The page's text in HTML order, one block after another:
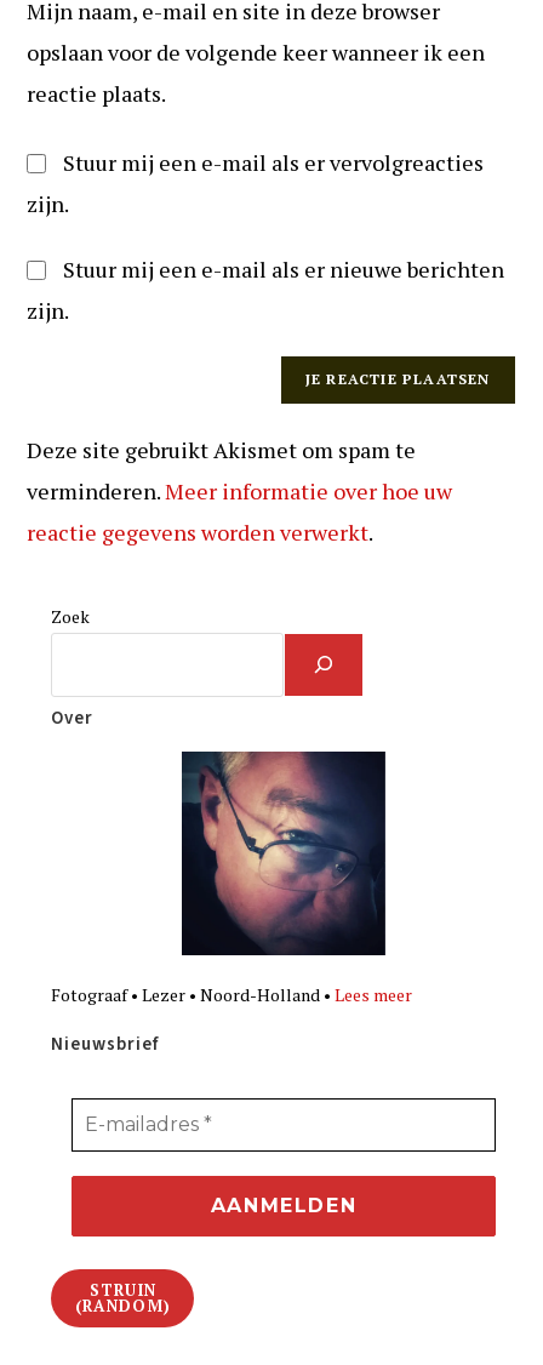
te
reageren
in
(optioneel)
Mijn naam, e-mail en site in deze browser
opslaan voor de volgende keer wanneer ik een
reactie plaats.
Stuur mij een e-mail als er vervolgreacties
zijn.
Stuur mij een e-mail als er nieuwe berichten
zijn.
Deze site gebruikt Akismet om spam te
verminderen.Meer informatie over hoe uw
reactie gegevens worden verwerkt.
Zoek
Over
Fotograaf • Lezer • Noord-Holland •Lees meer
Nieuwsbrief
STRUIN
(RANDOM)